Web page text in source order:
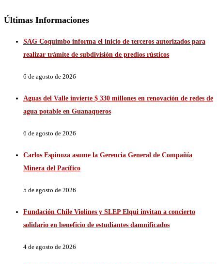
Últimas Informaciones
SAG Coquimbo informa el inicio de terceros autorizados para
realizar trámite de subdivisión de predios rústicos
6 de agosto de 2026
Aguas del Valle invierte $ 330 millones en renovación de redes de
agua potable en Guanaqueros
6 de agosto de 2026
Carlos Espinoza asume la Gerencia General de Compañía
Minera del Pacífico
5 de agosto de 2026
Fundación Chile Violines y SLEP Elqui invitan a concierto
solidario en beneficio de estudiantes damnificados
4 de agosto de 2026